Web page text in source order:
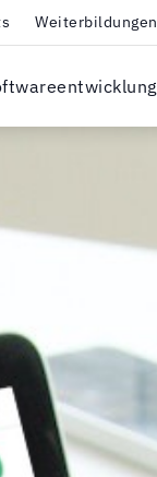
Weiterbildungen